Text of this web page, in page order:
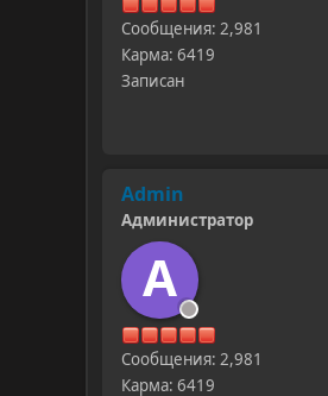
Сообщения: 2,981
Карма: 6419
Записан
Admin
Администратор
A
Сообщения: 2,981
Карма: 6419